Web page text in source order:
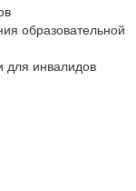
образовательной
для инвалидов